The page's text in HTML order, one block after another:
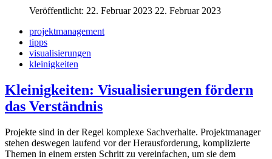
Veröffentlicht: 22. Februar 2023 22. Februar 2023
projektmanagement
tipps
visualisierungen
kleinigkeiten
Kleinigkeiten: Visualisierungen fördern
das Verständnis
Projekte sind in der Regel komplexe Sachverhalte. Projektmanager
stehen deswegen laufend vor der Herausforderung, komplizierte
Themen in einem ersten Schritt zu vereinfachen, um sie dem